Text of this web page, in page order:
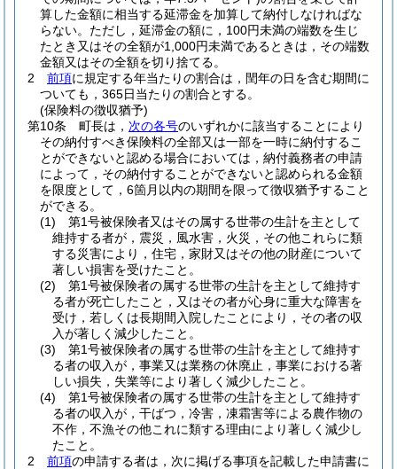
算した金額に相当する延滞金を加算して納付しなければな
らない。 ただし，延滞金の額に，100円未満の端数を生じ
たとき又はその全額が1,000円未満であるときは，その端数
金額又はその全額を切り捨てる。
2
前項に規定する年当たりの割合は，閏年の日を含む期間に
ついても，365日当たりの割合とする。
(保険料の徴収猶予)
第10条
町長は， 次の各号のいずれかに該当することにより
その納付すべき保険料の全部又は一部を一時に納付するこ
とができないと認める場合においては，納付義務者の申請
によって，その納付することができないと認められる金額
を限度として，6箇月以内の期間を限って徴収猶予すること
ができる。
(1)
第1号被保険者又はその属する世帯の生計を主として
維持する者が，震災，風水害，火災，その他これらに類
する災害により，住宅，家財又はその他の財産について
著しい損害を受けたこと。
(2)
第1号被保険者の属する世帯の生計を主として維持す
る者が死亡したこと，又はその者が心身に重大な障害を
受け，若しくは長期間入院したことにより，その者の収
入が著しく減少したこと。
(3)
第1号被保険者の属する世帯の生計を主として維持す
る者の収入が，事業又は業務の休廃止，事業における著
しい損失，失業等により著しく減少したこと。
(4)
第1号被保険者の属する世帯の生計を主として維持す
る者の収入が，干ばつ，冷害，凍霜害等による農作物の
不作，不漁その他これに類する理由により著しく減少し
たこと。
2
前項の申請する者は，次に掲げる事項を記載した申請書に